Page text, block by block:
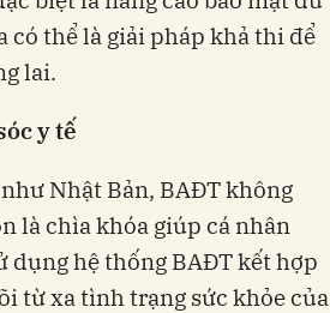
có thể là giải pháp khả thi để
lai.
y tế
Nhật Bản, BAĐT không
là chìa khóa giúp cá nhân
hệ thống BAĐT kết hợp
từ xa tình trạng sức khỏe của